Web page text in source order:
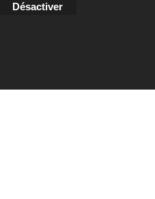
Désactiver